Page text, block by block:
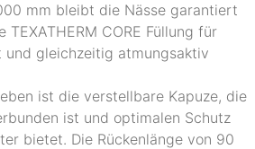
mm bleibt die Nässe garantiert
CORE Füllung für
und gleichzeitig atmungsaktiv
ist die verstellbare Kapuze, die
ist und optimalen Schutz
bietet. Die Rückenlänge von 90